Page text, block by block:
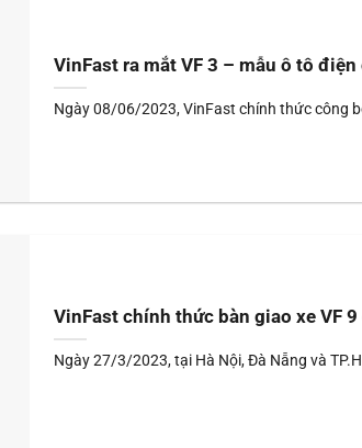
VinFast ra mắt VF 3 – mẫu ô tô
Ngày 08/06/2023, VinFast chính thức công
VinFast chính thức bàn giao xe VF
Ngày 27/3/2023, tại Hà Nội, Đà Nẵng và